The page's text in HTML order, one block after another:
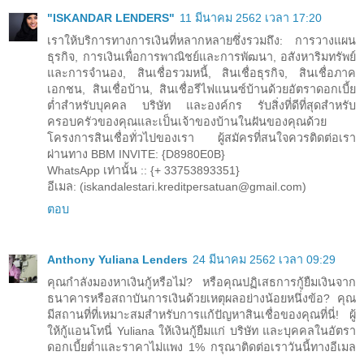
"ISKANDAR LENDERS" 11 มีนาคม 2562 เวลา 17:20
เราให้บริการทางการเงินที่หลากหลายซึ่งรวมถึง: การวางแผน
ธุรกิจ, การเงินเพื่อการพาณิชย์และการพัฒนา, อสังหาริมทรัพย์
และการจำนอง, สินเชื่อรวมหนี้, สินเชื่อธุรกิจ, สินเชื่อภาค
เอกชน, สินเชื่อบ้าน, สินเชื่อรีไฟแนนซ์บ้านด้วยอัตราดอกเบี้ย
ต่ำสำหรับบุคคล บริษัท และองค์กร รับสิ่งที่ดีที่สุดสำหรับ
ครอบครัวของคุณและเป็นเจ้าของบ้านในฝันของคุณด้วย
โครงการสินเชื่อทั่วไปของเรา ผู้สมัครที่สนใจควรติดต่อเรา
ผ่านทาง BBM INVITE: {D8980E0B}
WhatsApp เท่านั้น :: {+ 33753893351}
อีเมล: (iskandalestari.kreditpersatuan@gmail.com)
ตอบ
Anthony Yuliana Lenders 24 มีนาคม 2562 เวลา 09:29
คุณกำลังมองหาเงินกู้หรือไม่? หรือคุณปฏิเสธการกู้ยืมเงินจาก
ธนาคารหรือสถาบันการเงินด้วยเหตุผลอย่างน้อยหนึ่งข้อ? คุณ
มีสถานที่ที่เหมาะสมสำหรับการแก้ปัญหาสินเชื่อของคุณที่นี่! ผู้
ให้กู้แอนโทนี่ Yuliana ให้เงินกู้ยืมแก่ บริษัท และบุคคลในอัตรา
ดอกเบี้ยต่ำและราคาไม่แพง 1% กรุณาติดต่อเราวันนี้ทางอีเมล